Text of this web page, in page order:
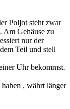
Poljot steht zwar
Am Gehäuse zu
nur der
Teil und stell
Uhr bekommst.
, währt länger